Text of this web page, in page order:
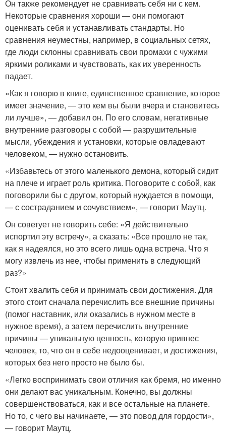
Он также рекомендует не сравнивать себя ни с кем.
Некоторые сравнения хороши — они помогают
оценивать себя и устанавливать стандарты. Но
сравнения неуместны, например, в социальных сетях,
где люди склонны сравнивать свои промахи с чужими
яркими роликами и чувствовать, как их уверенность
падает.
«Как я говорю в книге, единственное сравнение, которое
имеет значение, — это кем вы были вчера и становитесь
ли лучше», — добавил он. По его словам, негативные
внутренние разговоры с собой — разрушительные
мысли, убеждения и установки, которые овладевают
человеком, — нужно остановить.
«Избавьтесь от этого маленького демона, который сидит
на плече и играет роль критика. Поговорите с собой, как
поговорили бы с другом, который нуждается в помощи,
— с состраданием и сочувствием», — говорит Маутц.
Он советует не говорить себе: «Я действительно
испортил эту встречу», а сказать: «Все прошло не так,
как я надеялся, но это всего лишь одна встреча. Что я
могу извлечь из нее, чтобы применить в следующий
раз?»
Стоит хвалить себя и принимать свои достижения. Для
этого стоит сначала перечислить все внешние причины
(помог наставник, или оказались в нужном месте в
нужное время), а затем перечислить внутренние
причины — уникальную ценность, которую привнес
человек, то, что он в себе недооценивает, и достижения,
которых без него просто не было бы.
«Легко воспринимать свои отличия как бремя, но именно
они делают вас уникальным. Конечно, вы должны
совершенствоваться, как и все остальные на планете.
Но то, с чего вы начинаете, — это повод для гордости»,
— говорит Маутц.